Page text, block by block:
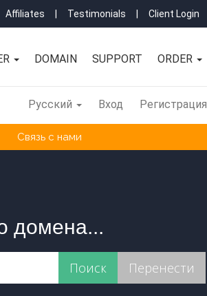
Affiliates Testimonials Client Login
DOMAIN SUPPORT ORDER
Русский Вход Регистрация
Связь с нами
домена...